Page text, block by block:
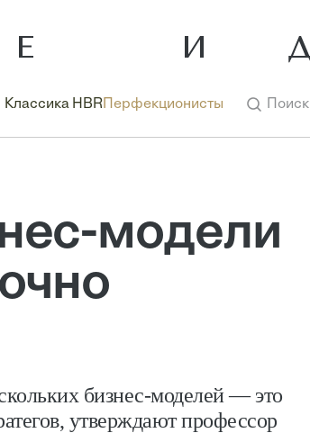
Классика HBR Перфекционисты Поиск
модели
бизнес-моделей — это
утверждают профессор